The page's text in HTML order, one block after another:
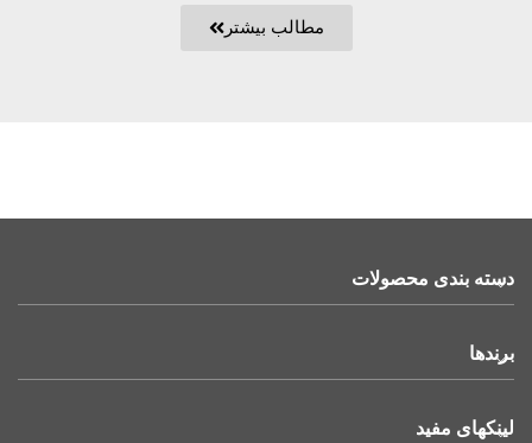
مطالب بیشتر
دسته بندی محصولات
برندها
لینکهای مفید